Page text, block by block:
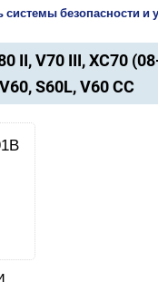
системы безопасности и
II, V70 III, XC70
S60L, V60 CC